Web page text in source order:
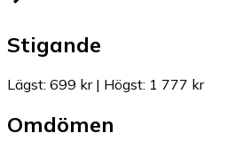
Stigande
Lägst: 699 kr| Högst: 1 777 kr
Omdömen